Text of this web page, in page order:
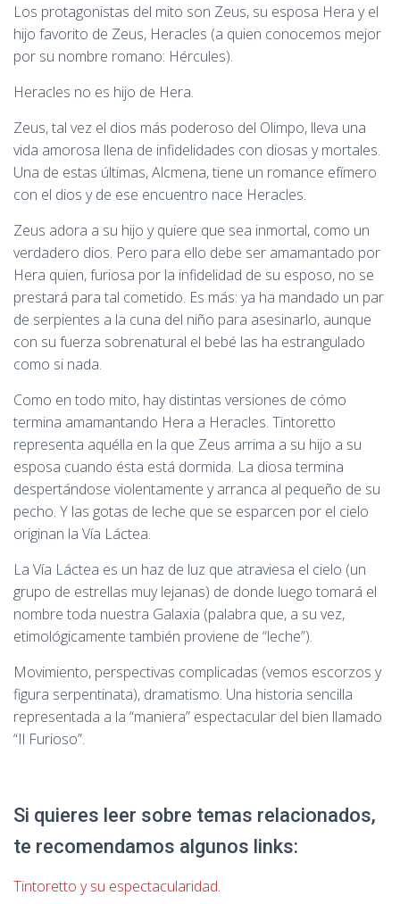
Los protagonistas del mito son Zeus, su esposa Hera y el
hijo favorito de Zeus, Heracles (a quien conocemos mejor
por su nombre romano: Hércules).
Heracles no es hijo de Hera.
Zeus, tal vez el dios más poderoso del Olimpo, lleva una
vida amorosa llena de infidelidades con diosas y mortales.
Una de estas últimas, Alcmena, tiene un romance efímero
con el dios y de ese encuentro nace Heracles.
Zeus adora a su hijo y quiere que sea inmortal, como un
verdadero dios. Pero para ello debe ser amamantado por
Hera quien, furiosa por la infidelidad de su esposo, no se
prestará para tal cometido. Es más: ya ha mandado un par
de serpientes a la cuna del niño para asesinarlo, aunque
con su fuerza sobrenatural el bebé las ha estrangulado
como si nada.
Como en todo mito, hay distintas versiones de cómo
termina amamantando Hera a Heracles. Tintoretto
representa aquélla en la que Zeus arrima a su hijo a su
esposa cuando ésta está dormida. La diosa termina
despertándose violentamente y arranca al pequeño de su
pecho. Y las gotas de leche que se esparcen por el cielo
originan la Vía Láctea.
La Vía Láctea es un haz de luz que atraviesa el cielo (un
grupo de estrellas muy lejanas) de donde luego tomará el
nombre toda nuestra Galaxia (palabra que, a su vez,
etimológicamente también proviene de “leche”).
Movimiento, perspectivas complicadas (vemos escorzos y
figura serpentinata), dramatismo. Una historia sencilla
representada a la “maniera” espectacular del bien llamado
“Il Furioso”.
Si quieres leer sobre temas relacionados,
te recomendamos algunos links:
Tintoretto y su espectacularidad.